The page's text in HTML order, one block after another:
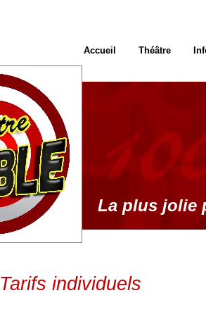
Tarifs individuels
La plus jolie
Accueil Théâtre